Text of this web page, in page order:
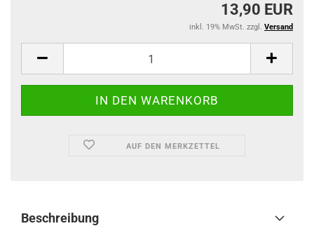
13,90 EUR
inkl. 19% MwSt. zzgl. Versand
AUF DEN MERKZETTEL
Beschreibung